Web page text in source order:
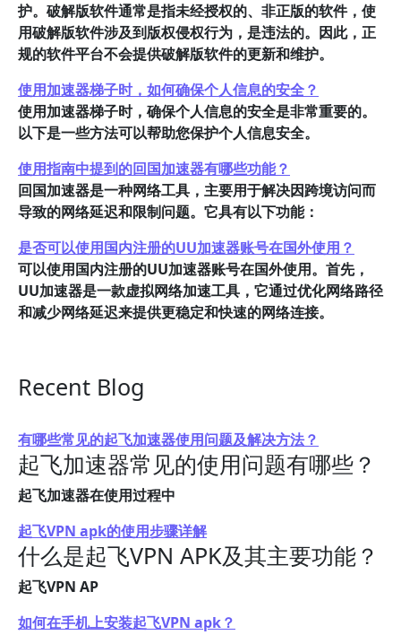
护。破解版软件通常是指未经授权的、非正版的软件，使
用破解版软件涉及到版权侵权行为，是违法的。因此，正
规的软件平台不会提供破解版软件的更新和维护。
使用加速器梯子时，如何确保个人信息的安全？
使用加速器梯子时，确保个人信息的安全是非常重要的。
以下是一些方法可以帮助您保护个人信息安全。
使用指南中提到的回国加速器有哪些功能？
回国加速器是一种网络工具，主要用于解决因跨境访问而
导致的网络延迟和限制问题。它具有以下功能：
是否可以使用国内注册的UU加速器账号在国外使用？
可以使用国内注册的UU加速器账号在国外使用。首先，
UU加速器是一款虚拟网络加速工具，它通过优化网络路径
和减少网络延迟来提供更稳定和快速的网络连接。
Recent Blog
有哪些常见的起飞加速器使用问题及解决方法？
起飞加速器常见的使用问题有哪些？
起飞加速器在使用过程中
起飞VPN apk的使用步骤详解
什么是起飞VPN APK及其主要功能？
起飞VPN AP
如何在手机上安装起飞VPN apk？